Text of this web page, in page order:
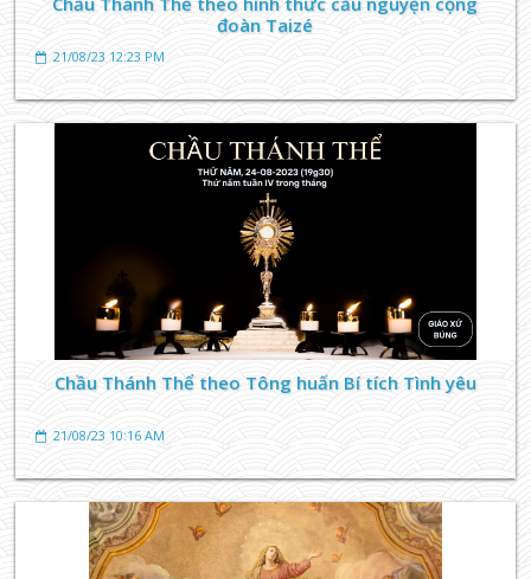
TIN TỨC GIÁO XỨ
Những nhân đức quen thuộc trong ngày Đức Mẹ
Hồn Xác Lên Trời
TIN TỨC GIÁO XỨ
Cha Micae Lê Văn Khâm
đoàn Taizé
21/08/23 12:23 PM
Chầu Thánh Thể theo Tông huấn Bí tích Tình yêu
21/08/23 10:16 AM